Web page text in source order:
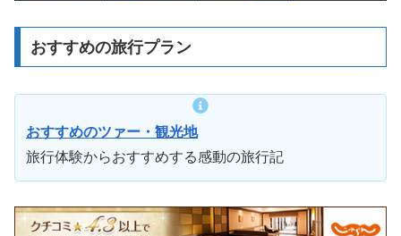
おすすめの旅行プラン
おすすめのツァー・観光地
旅行体験からおすすめする感動の旅行記